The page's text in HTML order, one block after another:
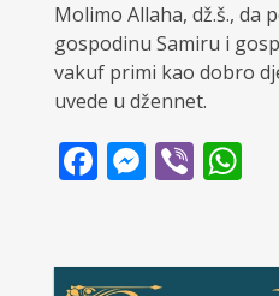
Molimo Allaha, dž.š., da
gospodinu Samiru i
vakuf primi kao dobro
uvede u džennet.
Facebook
Viber